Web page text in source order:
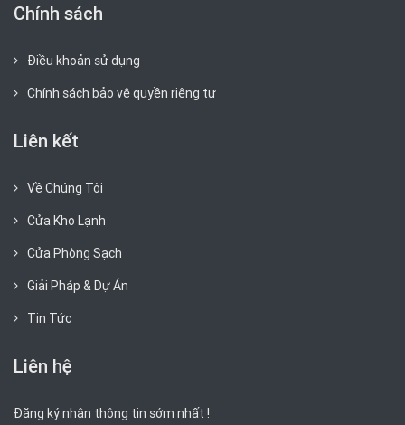
Chính sách
Điều khoản sử dụng
Chính sách bảo vệ quyền riêng tư
Liên kết
Về Chúng Tôi
Cửa Kho Lạnh
Cửa Phòng Sạch
Giải Pháp & Dự Án
Tin Tức
Liên hệ
Đăng ký nhận thông tin sớm nhất !